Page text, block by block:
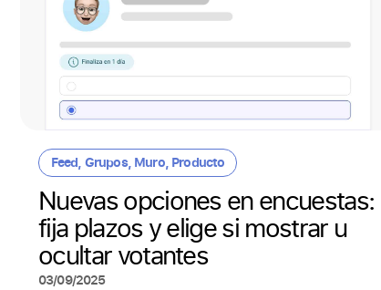
Feed, Grupos, Muro, Producto
Nuevas opciones en encuestas:
fija plazos y elige si mostrar u
ocultar votantes
03/09/2025